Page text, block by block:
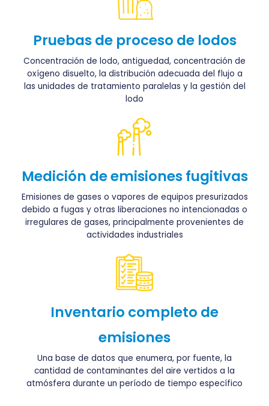
Pruebas de proceso de lodos
Concentración de lodo, antiguedad, concentración de
oxígeno disuelto, la distribución adecuada del flujo a
las unidades de tratamiento paralelas y la gestión del
lodo
Medición de emisiones fugitivas
Emisiones de gases o vapores de equipos presurizados
debido a fugas y otras liberaciones no intencionadas o
irregulares de gases, principalmente provenientes de
actividades industriales
Inventario completo de
emisiones
Una base de datos que enumera, por fuente, la
cantidad de contaminantes del aire vertidos a la
atmósfera durante un período de tiempo específico